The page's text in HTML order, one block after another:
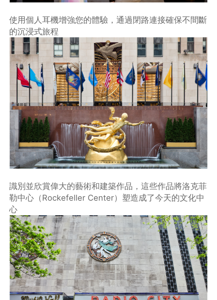
使用個人耳機增強您的體驗，通過閉路連接確保不間斷
的沉浸式旅程
識別並欣賞偉大的藝術和建築作品，這些作品將洛克菲
勒中心（Rockefeller Center）塑造成了今天的文化中
心